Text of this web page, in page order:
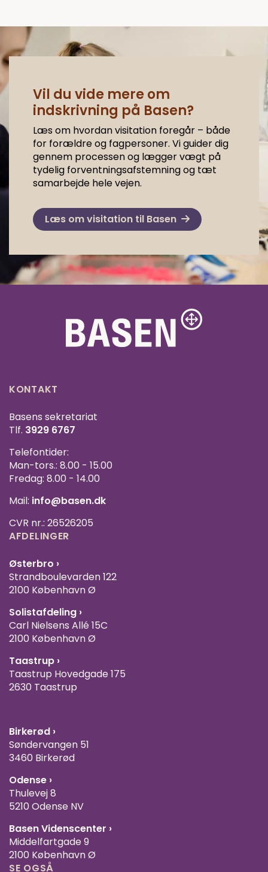
Vil du vide mere om
indskrivning på Basen?
Læs om hvordan visitation foregår – både
for forældre og fagpersoner. Vi guider dig
gennem processen og lægger vægt på
tydelig forventningsafstemning og tæt
samarbejde hele vejen.
Læs om visitation til Basen
KONTAKT
Basens sekretariat
Tlf. 3929 6767
Telefontider:
Man-tors.: 8.00 - 15.00
Fredag: 8.00 - 14.00
Mail: info@basen.dk
CVR nr.: 26526205
AFDELINGER
Østerbro ›
Strandboulevarden 122
2100 København Ø
Solistafdeling ›
Carl Nielsens Allé 15C
2100 København Ø
Taastrup ›
Taastrup Hovedgade 175
2630 Taastrup
Birkerød ›
Søndervangen 51
3460 Birkerød
Odense ›
Thulevej 8
5210 Odense NV
Basen Videnscenter ›
Middelfartgade 9
2100 København Ø
SE OGSÅ